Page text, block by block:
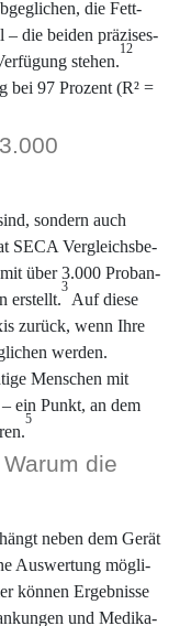
die Fett­
– die bei­den prä­zi­ses­
ste­hen.
12
bei 97 Pro­zent (R² =
son­dern auch
SECA Ver­gleichs­be­
über 3.000 Pro­ban­
erstellt.
3
Auf die­se
zurück, wenn Ihre
werden.
Men­schen mit
ein Punkt, an dem
5
die
neben dem Gerät
Aus­wer­tung mög­li­
kön­nen Ergeb­nis­se
und Medi­ka­